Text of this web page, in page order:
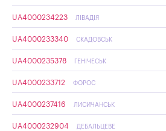
UA4000234223 ЛІВАДІЯ
UA4000233340 СКАДОВСЬК
UA4000235378 ГЕНІЧЕСЬК
UA4000233712 ФОРОС
UA4000237416 ЛИСИЧАНСЬК
UA4000232904 ДЕБАЛЬЦЕВЕ